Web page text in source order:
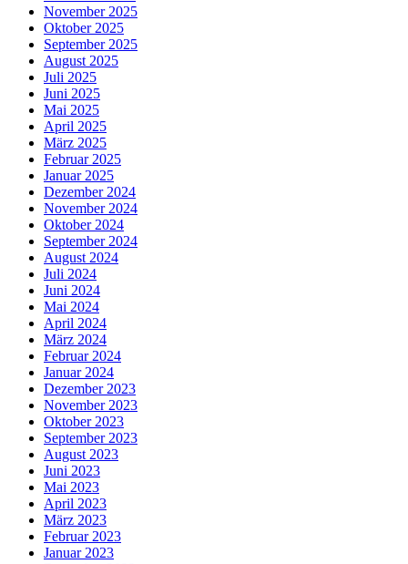
November 2025
Oktober 2025
September 2025
August 2025
Juli 2025
Juni 2025
Mai 2025
April 2025
März 2025
Februar 2025
Januar 2025
Dezember 2024
November 2024
Oktober 2024
September 2024
August 2024
Juli 2024
Juni 2024
Mai 2024
April 2024
März 2024
Februar 2024
Januar 2024
Dezember 2023
November 2023
Oktober 2023
September 2023
August 2023
Juni 2023
Mai 2023
April 2023
März 2023
Februar 2023
Januar 2023